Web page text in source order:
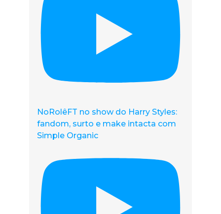
NoRolêFT no show do Harry Styles:
fandom, surto e make intacta com
Simple Organic